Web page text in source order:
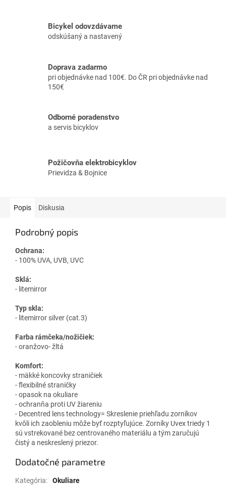
Bicykel odovzdávame
odskúšaný a nastavený
Doprava zadarmo
pri objednávke nad 100€. Do ČR pri objednávke nad
150€
Odborné poradenstvo
a servis bicyklov
Požičovňa elektrobicyklov
Prievidza & Bojnice
Popis Diskusia
Podrobný popis
Ochrana:
- 100% UVA, UVB, UVC
Sklá:
- litemirror
Typ skla:
- litemirror silver (cat.3)
Farba rámčeka/nožičiek:
- oranžovo- žltá
Komfort:
- mäkké koncovky straničiek
- flexibilné straničky
- opasok na okuliare
- ochranňa proti UV žiareniu
- Decentred lens technology= Skreslenie priehľadu zorníkov
kvôli ich zaobleniu môže byť rozptyľujúce. Zorníky Uvex triedy 1
sú vstrekované bez centrovaného materiálu a tým zaručujú
čistý a neskreslený priezor.
Dodatočné parametre
Kategória:
Okuliare